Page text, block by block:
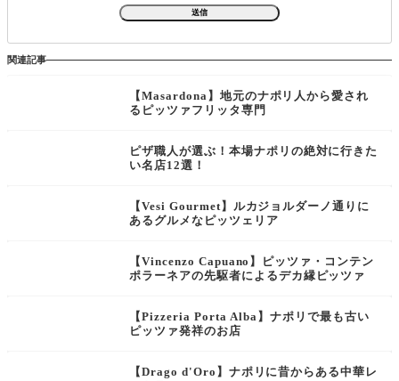
関連記事
【Masardona】地元のナポリ人から愛され
るピッツァフリッタ専門
ピザ職人が選ぶ！本場ナポリの絶対に行きた
い名店12選！
【Vesi Gourmet】ルカジョルダーノ通りに
あるグルメなピッツェリア
【Vincenzo Capuano】ピッツァ・コンテン
ポラーネアの先駆者によるデカ縁ピッツァ
【Pizzeria Porta Alba】ナポリで最も古い
ピッツァ発祥のお店
【Drago d'Oro】ナポリに昔からある中華レ